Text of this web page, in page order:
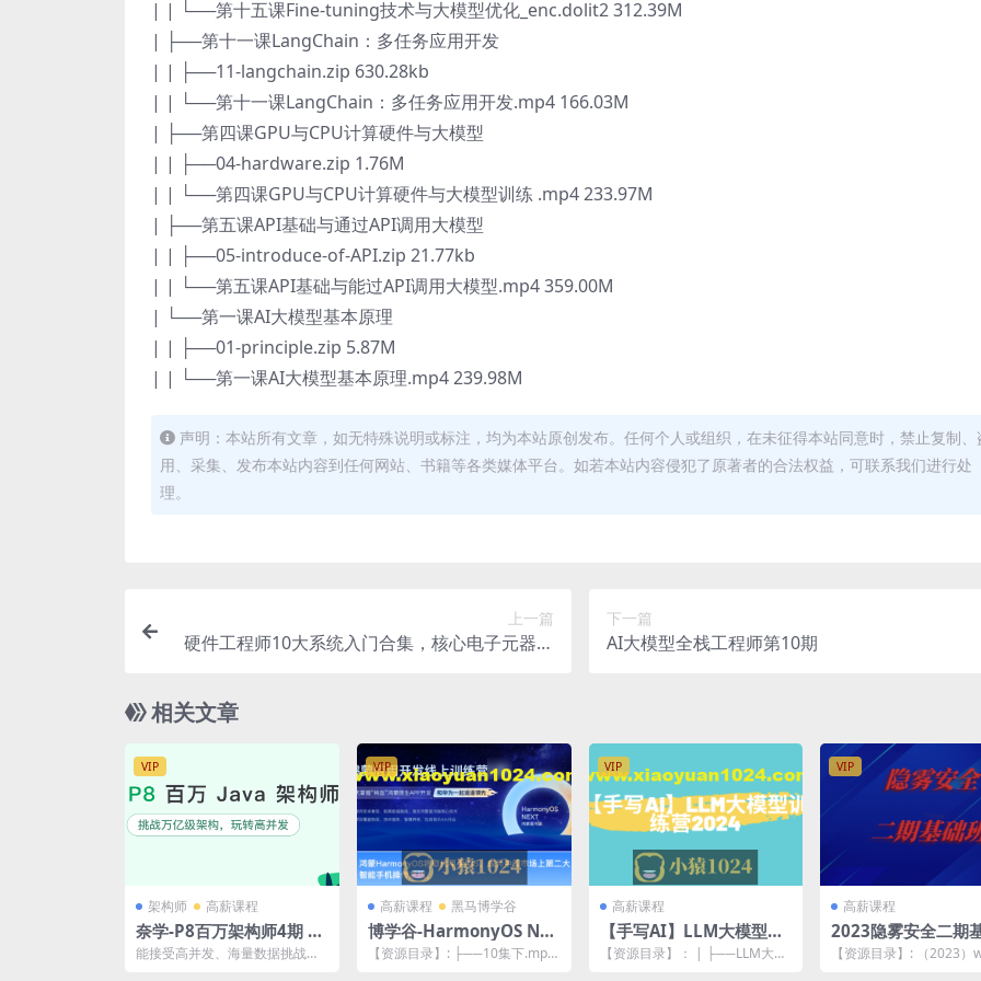
| | └──第十五课Fine-tuning技术与大模型优化_enc.dolit2 312.39M
| ├──第十一课LangChain：多任务应用开发
| | ├──11-langchain.zip 630.28kb
| | └──第十一课LangChain：多任务应用开发.mp4 166.03M
| ├──第四课GPU与CPU计算硬件与大模型
| | ├──04-hardware.zip 1.76M
| | └──第四课GPU与CPU计算硬件与大模型训练 .mp4 233.97M
| ├──第五课API基础与通过API调用大模型
| | ├──05-introduce-of-API.zip 21.77kb
| | └──第五课API基础与能过API调用大模型.mp4 359.00M
| └──第一课AI大模型基本原理
| | ├──01-principle.zip 5.87M
| | └──第一课AI大模型基本原理.mp4 239.98M
声明：本站所有文章，如无特殊说明或标注，均为本站原创发布。任何个人或组织，在未征得本站同意时，禁止复制、
用、采集、发布本站内容到任何网站、书籍等各类媒体平台。如若本站内容侵犯了原著者的合法权益，可联系我们进行处
理。
上一篇
硬件工程师10大系统入门合集，核心电子元器件
下一篇
AI大模型全栈工程师第10期
相关文章
VIP
架构师 高薪课程
奈学-P8百万架构师4期 |
完结
能接受高并发、海量数据挑战，
VIP
高薪课程 黑马博学谷
博学谷-HarmonyOS NE
XT鸿蒙（星河版）应用开
【资源目录】: ├──10集下.mp4
VIP
高薪课程
【手写AI】LLM大模型训
练营2024
【资源目录】： | ├──LLM大模
VIP
高薪课程
2023隐雾安全二期
【资源目录】: （2023）